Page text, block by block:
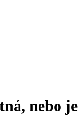
nebo je